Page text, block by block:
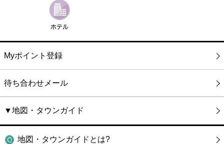
Myポイント登録
待ち合わせメール
▼地図・タウンガイド
地図・タウンガイドとは?